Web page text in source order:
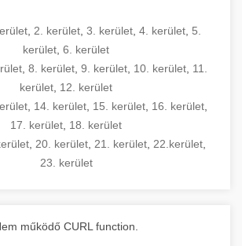
2. kerület 3. kerület 4. kerület 5.
kerület 6. kerület
, 8. kerület, 9. kerület, 10. kerület, 11.
kerület 12. kerület
14. kerület 15. kerület 16. kerület
17. kerület 18. kerület
20. kerület 21. kerület 22.kerület
23. kerület
működő CURL function.